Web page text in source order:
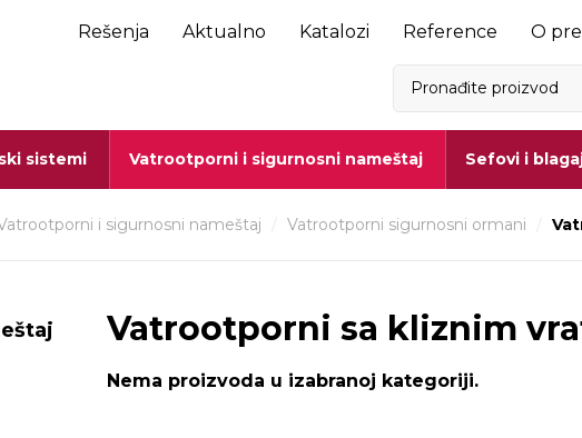
Rešenja Aktualno Katalozi Reference O
sistemi Vatrootporni i sigurnosni nameštaj Sefovi i
i sigurnosni nameštaj Vatrootporni sigurnosni ormani
Vatrootporni sa kliznim
Nema proizvoda u izabranoj kategoriji.